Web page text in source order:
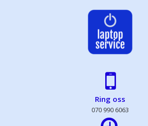
Ring oss
070 990 6063